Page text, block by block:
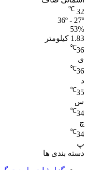
32
℃
36º - 27º
53%
1.83 کیلومتر
36
℃
ی
36
℃
د
35
℃
س
34
℃
چ
34
℃
پ
دسته بندی ها